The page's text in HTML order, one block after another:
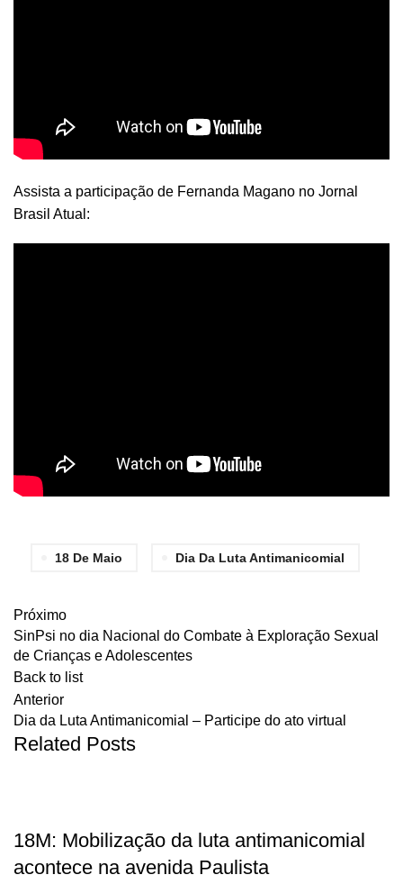
Assista a participação de Fernanda Magano no Jornal
Brasil Atual:
18 De Maio Dia Da Luta Antimanicomial
Próximo
SinPsi no dia Nacional do Combate à Exploração Sexual
de Crianças e Adolescentes
Back to list
Anterior
Dia da Luta Antimanicomial – Participe do ato virtual
Related Posts
18M: Mobilização da luta antimanicomial
acontece na avenida Paulista